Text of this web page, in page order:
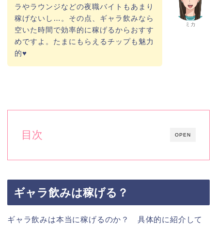
ミカ
ラやラウンジなどの夜職バイトもあまり
稼げないし…。その点、ギャラ飲みなら
空いた時間で効率的に稼げるからおすす
めですよ。たまにもらえるチップも魅力
的♥
OPEN
目次
ギャラ飲みは稼げる？
ギャラ飲みは本当に稼げるのか？ 具体的に紹介して